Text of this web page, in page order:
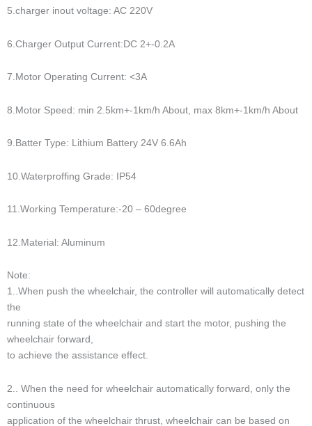
5.charger inout voltage: AC 220V
6.Charger Output Current:DC 2+-0.2A
7.Motor Operating Current: <3A
8.Motor Speed: min 2.5km+-1km/h About, max 8km+-1km/h About
9.Batter Type: Lithium Battery 24V 6.6Ah
10.Waterproffing Grade: IP54
11.Working Temperature:-20 – 60degree
12.Material: Aluminum
Note:
1..When push the wheelchair, the controller will automatically detect
the
running state of the wheelchair and start the motor, pushing the
wheelchair forward,
to achieve the assistance effect.
2.. When the need for wheelchair automatically forward, only the
continuous
application of the wheelchair thrust, wheelchair can be based on